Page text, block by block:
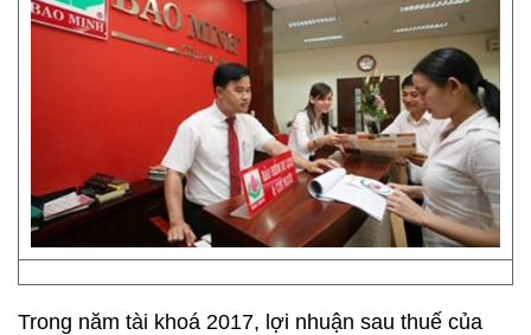
Trong năm tài khoá 2017, lợi nhuận sau thuế của